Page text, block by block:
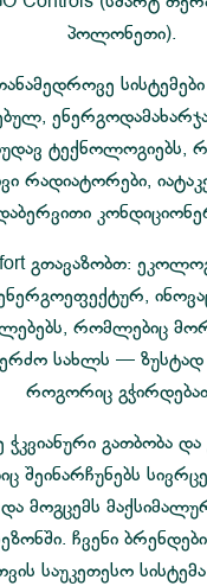
პოლონეთი).
ტექნოლოგიებს,
რადიატორები,
გთავაზობთ:
რომლებიც
სახლს — ზუსტად
როგორიც
ჭკვიანური გათბობა
შეინარჩუნებს
და მოგცემს
ჩვენი
საუკეთესო